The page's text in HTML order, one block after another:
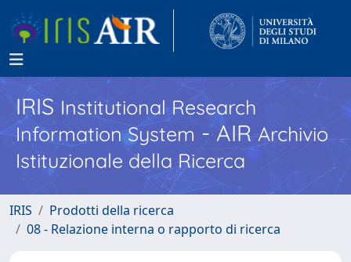
IRISInstitutional Research
Information System - AIR Archivio
Istituzionale della Ricerca
IRIS
Prodotti della ricerca
08 - Relazione interna o rapporto di ricerca